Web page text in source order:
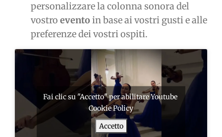
personalizzare la colonna sonora del
vostro eventoin base ai vostri gusti e alle
preferenze dei vostri ospiti.
Fai clic su "Accetto" per abilitare Youtube
Cookie Policy
Accetto